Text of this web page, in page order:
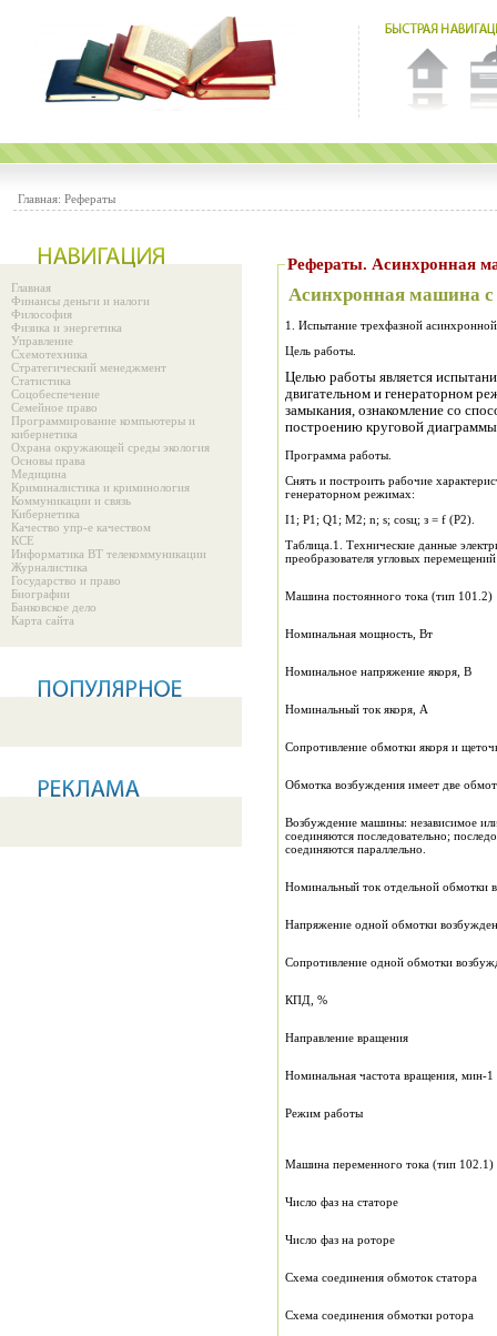
Главная: Рефераты
Главная
Финансы деньги и налоги
Философия
Физика и энергетика
Управление
Схемотехника
Стратегический менеджмент
Статистика
Соцобеспечение
Семейное право
Программирование компьютеры и
кибернетика
Охрана окружающей среды экология
Основы права
Медицина
Криминалистика и криминология
Коммуникации и связь
Кибернетика
Качество упр-е качеством
КСЕ
Информатика ВТ телекоммуникации
Журналистика
Государство и право
Биографии
Банковское дело
Карта сайта
Рефераты. Асинхронная
Асинхронная машина
1. Испытание трехфазной
Цель работы.
Целью работы является
двигательном и генераторном
замыкания, ознакомление со
построению круговой
Программа работы.
Снять и построить рабочие
генераторном режимах:
I1; P1; Q1; M2; n; s; cosц; з = f (P2).
Таблица.1. Технические данные
преобразователя угловых перемещений
Машина постоянного тока (тип 101.2)
Номинальная мощность, Вт
Номинальное напряжение якоря, В
Номинальный ток якоря, А
Сопротивление обмотки якоря и
Обмотка возбуждения имеет две
Возбуждение машины: независимое
соединяются последовательно;
соединяются параллельно.
Номинальный ток отдельной обмотки
Напряжение одной обмотки
Сопротивление одной обмотки
КПД, %
Направление вращения
Номинальная частота вращения, мин-1
Режим работы
Машина переменного тока (тип 102.1)
Число фаз на статоре
Число фаз на роторе
Схема соединения обмоток статора
Схема соединения обмотки ротора